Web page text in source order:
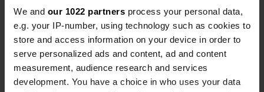
We and our 1022 partners process your personal data,
e.g. your IP-number, using technology such as cookies to
store and access information on your device in order to
serve personalized ads and content, ad and content
measurement, audience research and services
development. You have a choice in who uses your data
di apertura
igienici
Sei stato qui?